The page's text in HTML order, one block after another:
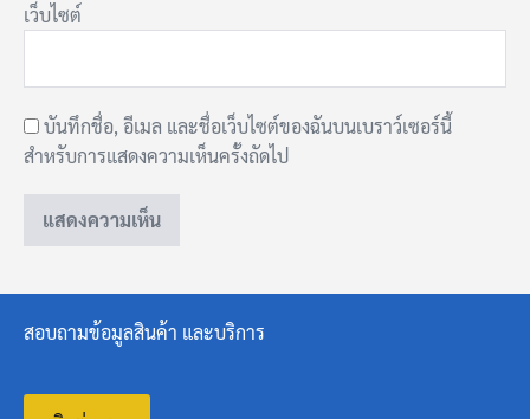
เว็บไซต์
บันทึกชื่อ, อีเมล และชื่อเว็บไซต์ของฉันบนเบราว์เซอร์นี้
สำหรับการแสดงความเห็นครั้งถัดไป
สอบถามข้อมูลสินค้า และบริการ